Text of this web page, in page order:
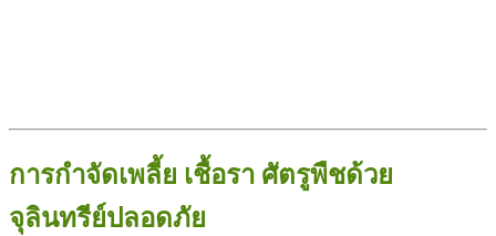
การกำจัดเพลี้ย เชื้อรา ศัตรูพืชด้วย
จุลินทรีย์ปลอดภัย